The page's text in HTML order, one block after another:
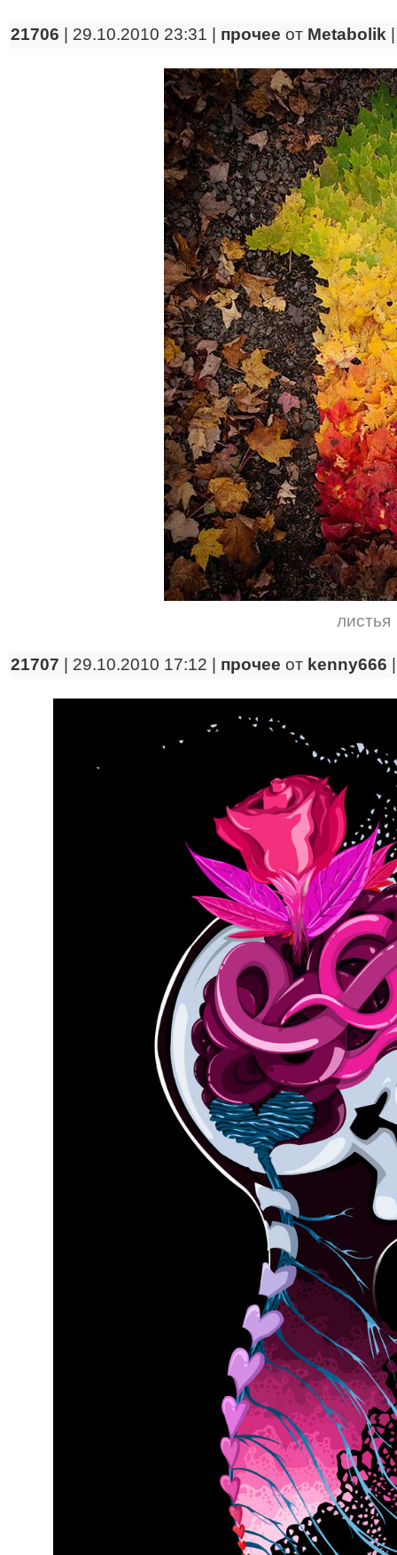
21706 | 29.10.2010 23:31 | прочее от Metabolik
листья
21707 | 29.10.2010 17:12 | прочее от kenny666